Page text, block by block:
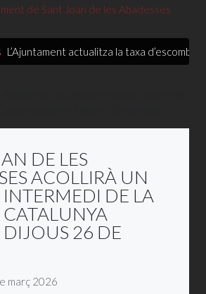
L’Ajuntament actualitza la taxa
DE LES
ACOLLIRÀ UN
INTERMEDI DE LA
26 DE
març 2026